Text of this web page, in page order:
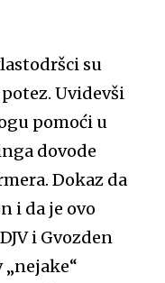
su
Uvidevši
pomoći u
dovode
Dokaz da
i da je ovo
i Gvozden